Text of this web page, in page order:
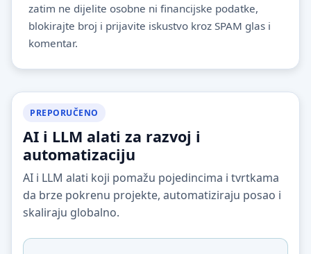
zatim ne dijelite osobne ni financijske podatke,
blokirajte broj i prijavite iskustvo kroz SPAM glas i
komentar.
PREPORUČENO
AI i LLM alati za razvoj i
automatizaciju
AI i LLM alati koji pomažu pojedincima i tvrtkama
da brze pokrenu projekte, automatiziraju posao i
skaliraju globalno.